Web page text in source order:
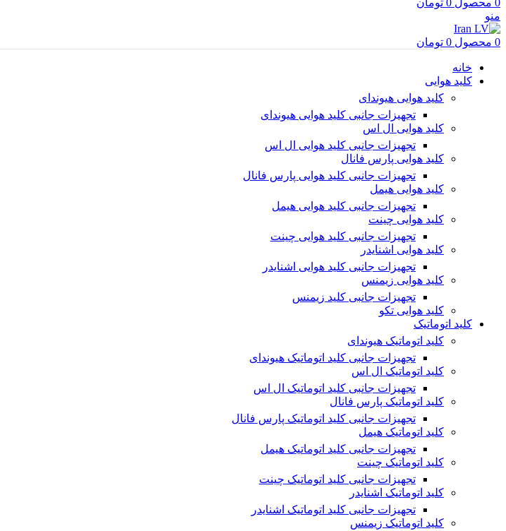
0 محصول 0 تومان
منو
0 محصول 0 تومان
خانه
کلید هوایی
کلید هوایی هیوندای
تجهیزات جانبی کلید هوایی هیوندای
کلید هوایی ال اس
تجهیزات جانبی کلید هوایی ال اس
کلید هوایی پارس فانال
تجهیزات جانبی کلید هوایی پارس فانال
کلید هوایی هیمل
تجهیزات جانبی کلید هوایی هیمل
کلید هوایی چینت
تجهیزات جانبی کلید هوایی چینت
کلید هوایی اشنایدر
تجهیزات جانبی کلید هوایی اشنایدر
کلید هوایی زیمنس
تجهیزات جانبی کلید زیمنس
کلید هوایی تکو
کلید اتوماتیک
کلید اتوماتیک هیوندای
تجهیزات جانبی کلید اتوماتیک هیوندای
کلید اتوماتیک ال اس
تجهیزات جانبی کلید اتوماتیک ال اس
کلید اتوماتیک پارس فانال
تجهیزات جانبی کلید اتوماتیک پارس فانال
کلید اتوماتیک هیمل
تجهیزات جانبی کلید اتوماتیک هیمل
کلید اتوماتیک چینت
تجهیزات جانبی کلید اتوماتیک چینت
کلید اتوماتیک اشنایدر
تجهیزات جانبی کلید اتوماتیک اشنایدر
کلید اتوماتیک زیمنس